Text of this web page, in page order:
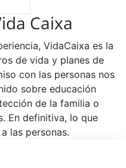
Caixa
VidaCaixa es la
de vida y planes de
con las personas nos
sobre educación
de la familia o
En definitiva, lo que
las personas.